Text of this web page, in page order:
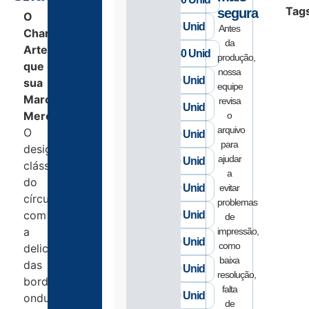
O
Charme
Artesanal
que
sua
Marca
Merece
O
design
clássico
do
círculo
com
a
delicadeza
das
bordas
onduladas.
4x4 - 540 Unid
4x4 - 1080 Unid
5x5 - 330 Unid
5x5 - 660 Unid
6x6 - 240 Unid
6x6 - 480 Unid
7x7 - 140 Unid
7x7 - 280 Unid
8x8 - 130 Unid
8x8 - 260 Unid
9x9 - 100 Unid
segura
Antes
da
produção,
nossa
equipe
revisa
o
arquivo
para
ajudar
a
evitar
problemas
de
impressão,
como
baixa
resolução,
falta
de